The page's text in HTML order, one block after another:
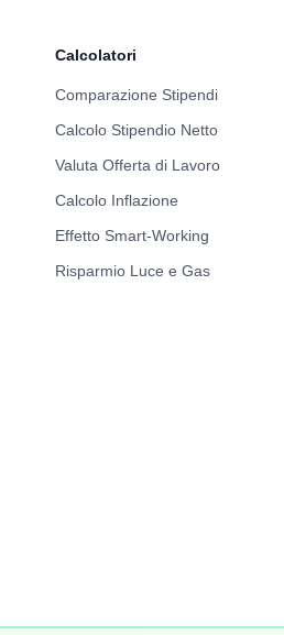
Calcolatori
Comparazione Stipendi
Calcolo Stipendio Netto
Valuta Offerta di Lavoro
Calcolo Inflazione
Effetto Smart-Working
Risparmio Luce e Gas